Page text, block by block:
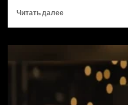
Читать далееПрочитать
В
смогут
блокировать
по